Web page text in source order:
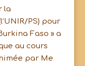
la
PS) pour
Faso » a
au cours
par Me